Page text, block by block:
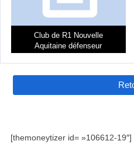
Club de R1 Nouvelle
Aquitaine défenseur
[themoneytizer id= »106612-19″]